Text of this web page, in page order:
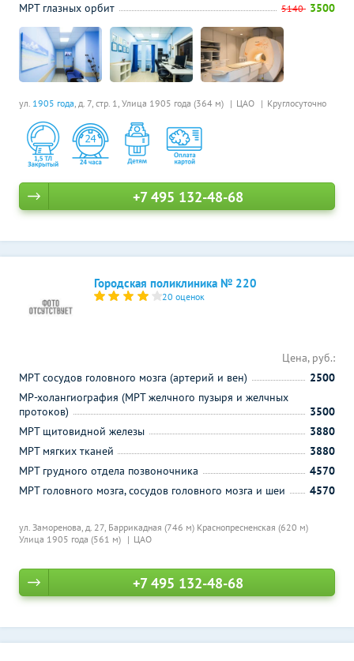
ул. 1905 года, д. 7, стр. 1, Улица 1905 года (364 м) ЦАО Круглосуточно
МРТ глазных орбит
5140 3500
+7 495 132-48-68
Городская поликлиника № 220
20 оценок
ул. Заморенова, д. 27, Баррикадная (746 м) Краснопресненская (620 м)
Улица 1905 года (561 м)
ЦАО
Цена, руб.:
МРТ сосудов головного мозга (артерий и вен)
2500
МР-холангиография (МРТ желчного пузыря и желчных
протоков)
3500
МРТ щитовидной железы
3880
МРТ мягких тканей
3880
МРТ грудного отдела позвоночника
4570
МРТ головного мозга, сосудов головного мозга и шеи
4570
+7 495 132-48-68